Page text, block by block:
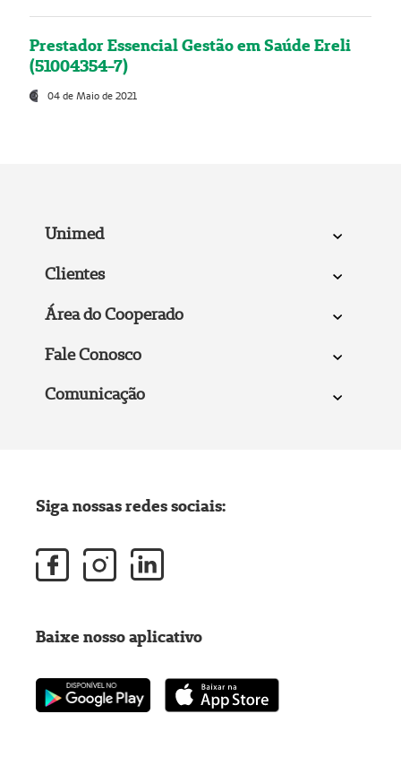
Prestador Essencial Gestão em Saúde Ereli
(51004354-7)
04 de Maio de 2021
Unimed
Clientes
Área do Cooperado
Fale Conosco
Comunicação
Siga nossas redes sociais:
Baixe nosso aplicativo